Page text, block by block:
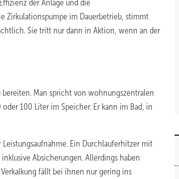
der Anlage und die
Zirkulationspumpe im Dauerbetrieb, stimmt
Sie tritt nur dann in Aktion, wenn an der
bereiten. Man spricht von wohnungszentralen
100 Liter im Speicher. Er kann im Bad, in
Ein Durchlauferhitzer mit
Absicherungen. Allerdings haben
fällt bei ihnen nur gering ins